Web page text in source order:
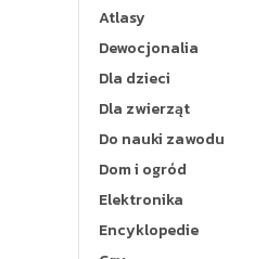
Atlasy
Dewocjonalia
Dla dzieci
Dla zwierząt
Do nauki zawodu
Dom i ogród
Elektronika
Encyklopedie